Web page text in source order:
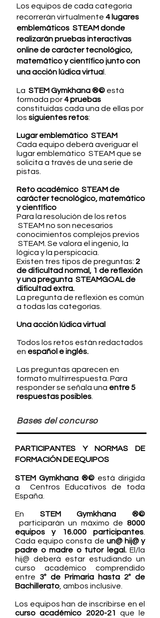
Los equipos de cada categoría
recorrerán virtualmente 4 lugares
emblemáticos STEAM donde
realizarán pruebas interactivas
online de carácter tecnológico,
matemático y científico junto con
una acción lúdica virtua
La STEM Gymkhana ®© está
formada por4 pruebas
constituidas cada una de ellas por
los siguientes retos:
Lugar emblemático STEAM
Cada equipo deberá averiguar el
lugar emblemático STEAM que se
solicita a través de una serie de
pistas.
Reto académico STEAM de
carácter tecnológico, matemático
y científico
Para la resolución de los retos
STEAM no son necesarios
conocimientos complejos previos
STEAM. Se valora el ingenio, la
lógica y la perspicacia.
Existen tres tipos de preguntas: 2
de dificultad normal, 1 de reflexión
y una pregunta STEAMGOAL de
dificultad extra.
La pregunta de reflexión es común
a todas las categorías.
Una acción lúdica virtual
Todos los retos están redactados
en español e inglés.
Las preguntas aparecen en
formato multirrespuesta. Para
responder se señala una entre 5
respuestas posibles
Bases del concurso
PARTICIPANTES Y NORMAS DE
FORMACIÓN DE EQUIPOS
STEM Gymkhana ®© está dirigida
a Centros Educativos de toda
España.
En STEM Gymkhana ®©
participarán un máximo de8000
equipos y 16.000 participantes
Cada equipo consta de un@ hij@ y
padre o madre o tutor legal.El/la
hij@ deberá estar estudiando un
curso académico comprendido
entre 3º de Primaria hasta 2º de
Bachillerato , ambos inclusive.
Los equipos han de inscribirse en el
curso académico 2020-21 que le